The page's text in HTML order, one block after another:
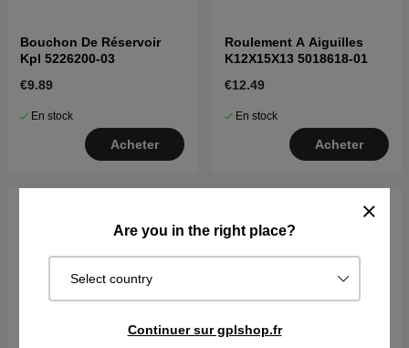
Are you in the right place?
Select country
Continuer sur gplshop.fr
Bouchon De Réservoir
Kpl 5226200-03
€9.89
En stock
Acheter
Roulement A Aiguilles
K12X15X13 5018618-01
€12.49
En stock
Acheter